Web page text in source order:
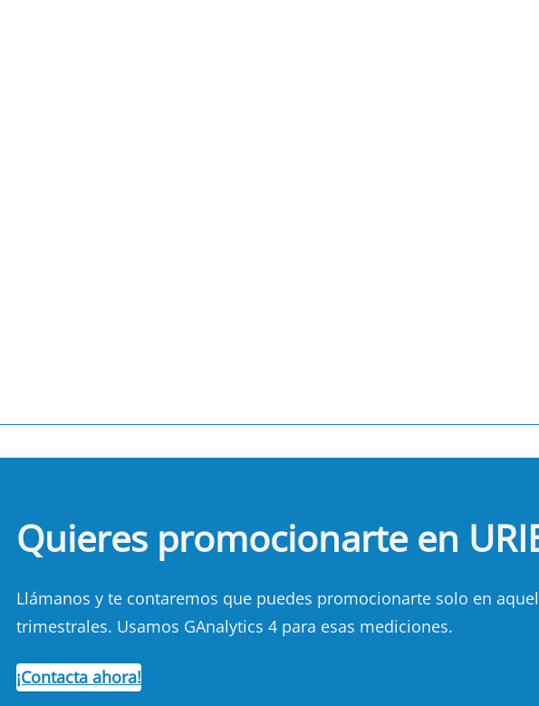
Quieres promocionarte en
Llámanos y te contaremos que puedes promocionarte solo en
trimestrales. Usamos GAnalytics 4 para esas mediciones.
¡Contacta ahora!